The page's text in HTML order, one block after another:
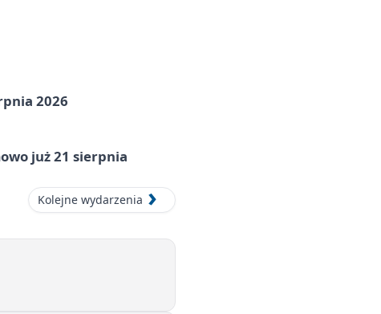
2026
już 21 sierpnia
Kolejne wydarzenia